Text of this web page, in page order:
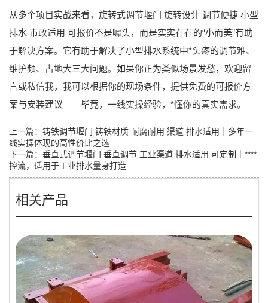
从多个项目实战来看， 旋转式调节堰门 旋转设计 调节便捷 小型
排水 市政适用 可报价不是噱头，而是实实在在的“小而美”有助
于解决方案。它有助于解决了小型排水系统中*头疼的调节难、
维护频、占地大三大问题。如果你正为类似场景发愁，欢迎留
言或私信我，我可以根据你的现场条件， 提供免费的可报价方
案与安装建议——毕竟，一线实操经验，*懂你的真实需求。
上一篇： 铸铁调节堰门 铸铁材质 耐腐耐用 渠道 排水适用｜多年一
线实操体现的高性价比之选
下一篇： 垂直式调节堰门 垂直调节 工业渠道 排水适用 可定制｜****
控流，适用于工业排水量身打造
相关产品